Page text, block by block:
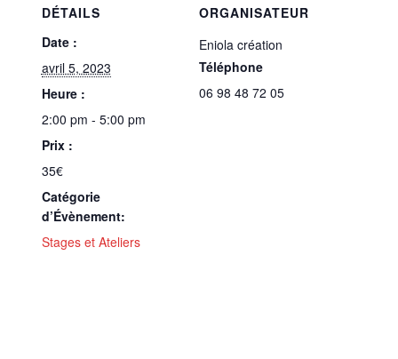
DÉTAILS
Date :
avril 5, 2023
Heure :
2:00 pm - 5:00 pm
Prix :
35€
Catégorie
d’Évènement:
Stages et Ateliers
ORGANISATEUR
Eniola création
Téléphone
06 98 48 72 05